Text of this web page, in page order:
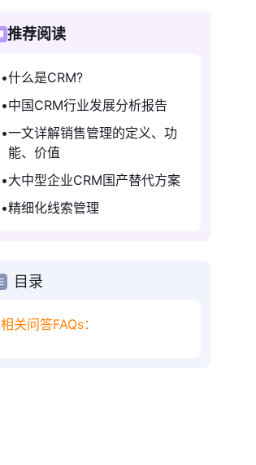
推荐阅读
什么是CRM?
中国CRM行业发展分析报告
一文详解销售管理的定义、功
能、价值
大中型企业CRM国产替代方案
精细化线索管理
目录
相关问答FAQs：